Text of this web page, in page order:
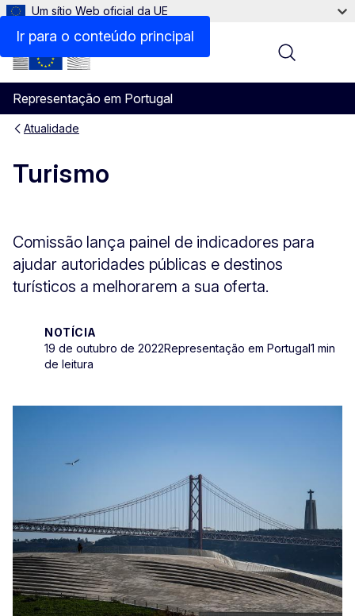
Ir para o conteúdo principal
Um sítio Web oficial da UE
Representação em Portugal
Menu
Atualidade
Turismo
Comissão lança painel de indicadores para
ajudar autoridades públicas e destinos
turísticos a melhorarem a sua oferta.
NOTÍCIA
19 de outubro de 2022Representação em Portugal1 min
de leitura